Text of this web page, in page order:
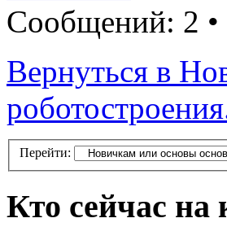
Сообщений: 2 •
Вернуться в
Перейти:
Кто сейчас